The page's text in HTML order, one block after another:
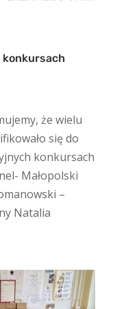
konkursach
że wielu
się do
konkursach
Małopolski
–
Natalia